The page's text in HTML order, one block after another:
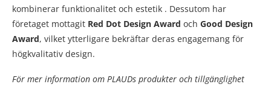
kombinerar funktionalitet och estetik . Dessutom har
företaget mottagit Red Dot Design Award och Good Design
Award, vilket ytterligare bekräftar deras engagemang för
högkvalitativ design.
För mer information om PLAUDs produkter och tillgänglighet